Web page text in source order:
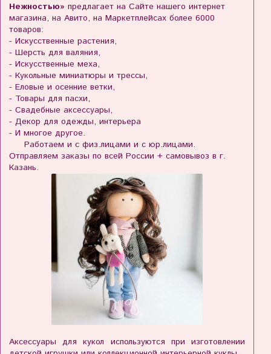
Нежностью» предлагает на Сайте нашего интернет
магазина, на Авито, на Маркетплейсах более 6000
товаров:
- Искусственные растения,
- Шерсть для валяния,
- Искусственные меха,
- Кукольные миниатюры и трессы,
- Еловые и осенние ветки,
- Товары для пасхи,
- Свадебные аксессуары,
- Декор для одежды, интерьера
- И многое другое.
Работаем и с физ.лицами и с юр.лицами.
Отправляем заказы по всей России + самовывоз в г.
Казань.
Аксессуары для кукол используются при изготовлении